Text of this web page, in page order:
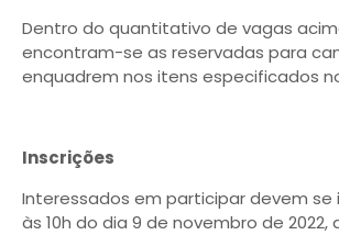
Dentro do quantitativo de vagas
encontram-se as reservadas para
enquadrem nos itens especificados
Inscrições
Interessados em participar devem se
às 10h do dia 9 de novembro de 2022,